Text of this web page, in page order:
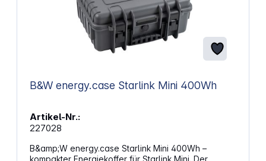
B&W energy.case Starlink Mini 400Wh
Artikel-Nr.:
227028
B&amp;W energy.case Starlink Mini 400Wh –
kompakter Energiekoffer für Starlink Mini. Der